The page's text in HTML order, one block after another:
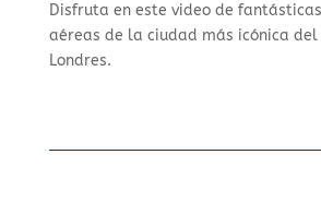
Disfruta en este video de
aéreas de la ciudad más icónica del
Londres.